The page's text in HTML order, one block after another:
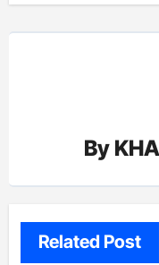
By
Related Post